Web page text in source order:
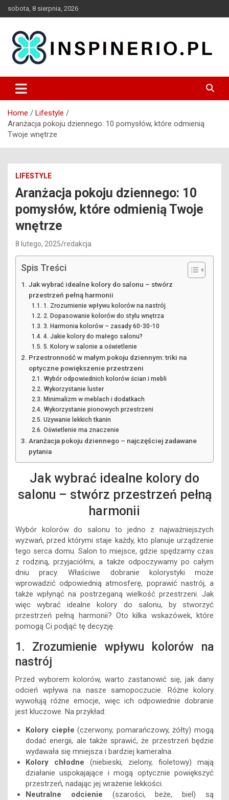
to
sobota, 8 sierpnia, 2026
Inspinerio
Home
Lifestyle
Aranżacja pokoju dziennego: 10 pomysłów, które odmienią
Twoje wnętrze
LIFESTYLE
Aranżacja pokoju dziennego: 10
pomysłów, które odmienią Twoje
wnętrze
8 lutego, 2025 redakcja
Spis Treści
Jak wybrać idealne kolory do salonu – stwórz
przestrzeń pełną harmonii
1. Zrozumienie wpływu kolorów na nastrój
2. Dopasowanie kolorów do stylu wnętrza
3. Harmonia kolorów – zasady 60-30-10
4. Jakie kolory do małego salonu?
5. Kolory w salonie a oświetlenie
Przestronność w małym pokoju dziennym: triki na
optyczne powiększenie przestrzeni
Wybór odpowiednich kolorów ścian i mebli
Wykorzystanie luster
Minimalizm w meblach i dodatkach
Wykorzystanie pionowych przestrzeni
Używanie lekkich tkanin
Oświetlenie ma znaczenie
Aranżacja pokoju dziennego – najczęściej zadawane
pytania
Jak wybrać idealne kolory do
salonu – stwórz przestrzeń pełną
harmonii
Wybór kolorów do salonu to jedno z najważniejszych
wyzwań, przed którymi staje każdy, kto planuje urządzenie
tego serca domu. Salon to miejsce, gdzie spędzamy czas
z rodziną, przyjaciółmi, a także odpoczywamy po całym
dniu pracy. Właściwe dobranie kolorystyki może
wprowadzić odpowiednią atmosferę, poprawić nastrój, a
także wpłynąć na postrzeganą wielkość przestrzeni. Jak
więc wybrać idealne kolory do salonu, by stworzyć
przestrzeń pełną harmonii? Oto kilka wskazówek, które
pomogą Ci podjąć tę decyzję.
1. Zrozumienie wpływu kolorów na
nastrój
Przed wyborem kolorów, warto zastanowić się, jak dany
odcień wpływa na nasze samopoczucie. Różne kolory
wywołują różne emocje, więc ich odpowiednie dobranie
jest kluczowe. Na przykład:
Kolory ciepłe (czerwony, pomarańczowy, żółty) mogą
dodać energii, ale także sprawić, że przestrzeń będzie
wydawała się mniejsza i bardziej kameralna.
Kolory chłodne (niebieski, zielony, fioletowy) mają
działanie uspokajające i mogą optycznie powiększyć
przestrzeń, nadając jej wrażenie lekkości.
Neutralne odcienie (szarości, beże, biel) są